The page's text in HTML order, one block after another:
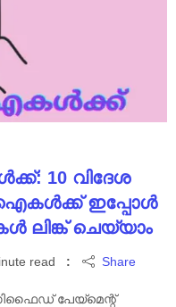
10 വിദേശ
ഇപ്പോൾ
ചെയ്യാം
read Share
പേയ്‌മെന്റ്